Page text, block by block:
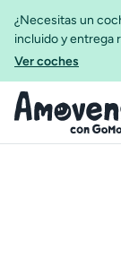
¿Necesitas un
incluido y entrega
Ver coches